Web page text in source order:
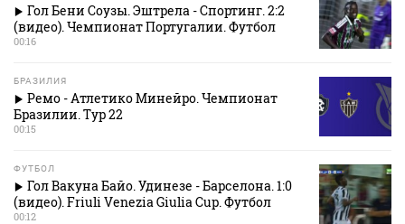
Гол Бени Соузы. Эштрела - Спортинг. 2:2
(видео). Чемпионат Португалии. Футбол
00:16
БРАЗИЛИЯ
Ремо - Атлетико Минейро. Чемпионат
Бразилии. Тур 22
00:15
ФУТБОЛ
Гол Вакуна Байо. Удинезе - Барселона. 1:0
(видео). Friuli Venezia Giulia Cup. Футбол
00:12